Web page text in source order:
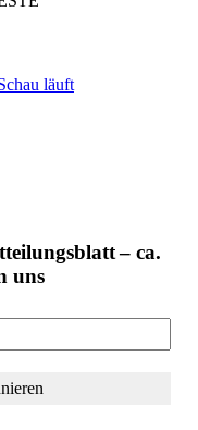
läuft
– ca.
uns